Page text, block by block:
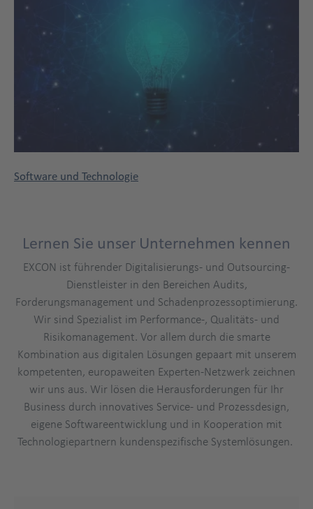
Software und Technologie
Lernen Sie unser Unternehmen kennen
EXCON ist führender Digitalisierungs- und Outsourcing-
Dienstleister in den Bereichen Audits,
Forderungsmanagement und Schadenprozessoptimierung.
Wir sind Spezialist im Performance-, Qualitäts- und
Risikomanagement. Vor allem durch die smarte
Kombination aus digitalen Lösungen gepaart mit unserem
kompetenten, europaweiten Experten-Netzwerk zeichnen
wir uns aus. Wir lösen die Herausforderungen für Ihr
Business durch innovatives Service- und Prozessdesign,
eigene Softwareentwicklung und in Kooperation mit
Technologiepartnern kundenspezifische Systemlösungen.